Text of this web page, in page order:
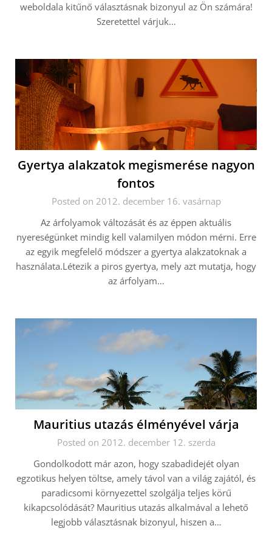
weboldala kitűnő választásnak bizonyul az Ön számára!
Szeretettel várjuk…
Gyertya alakzatok megismerése nagyon
fontos
Posted on 2012. december 16. vasárnap
Az árfolyamok változását és az éppen aktuális
nyereségünket mindig kell valamilyen módon mérni. Erre
az egyik megfelelő módszer a gyertya alakzatoknak a
használata.Létezik a piros gyertya, mely azt mutatja, hogy
az árfolyam…
Mauritius utazás élményével várja
Posted on 2012. december 12. szerda
Gondolkodott már azon, hogy szabadidejét olyan
egzotikus helyen töltse, amely távol van a világ zajától, és
paradicsomi környezettel szolgálja teljes körű
kikapcsolódását? Mauritius utazás alkalmával a lehető
legjobb választásnak bizonyul, hiszen a…